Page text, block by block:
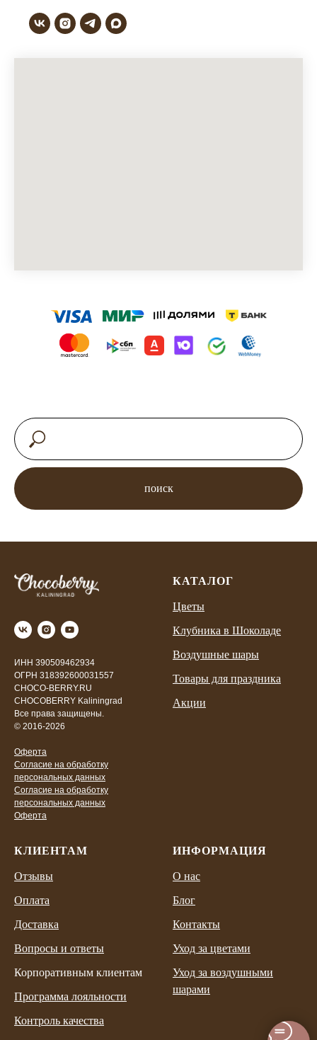
поиск
ИНН 390509462934
ОГРН 318392600031557
CHOCO-BERRY.RU
CHOCOBERRY Kaliningrad
Все права защищены.
© 2016-2026
Оферта
Согласие на обработку
персональных данных
Согласие на обработку
персональных данных
Оферта
КАТАЛОГ
Цветы
Клубника в Шоколаде
Воздушные шары
Товары для праздника
Акции
КЛИЕНТАМ
Отзывы
Оплата
Доставка
Вопросы и ответы
Корпоративным клиентам
Программа лояльности
Контроль качества
ИНФОРМАЦИЯ
О нас
Блог
Контакты
Уход за цветами
Уход за воздушными
шарами